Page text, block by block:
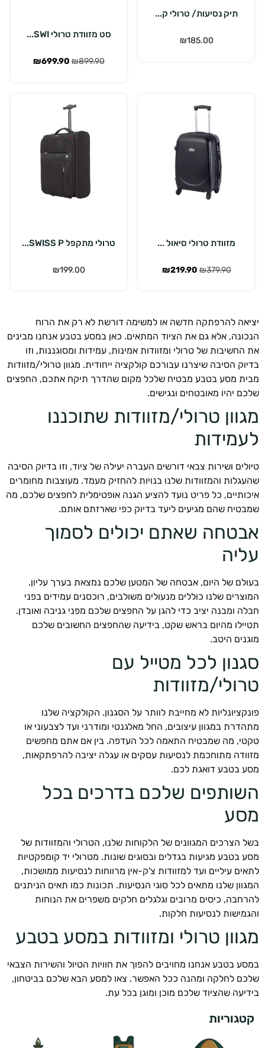
תיק נסיעות/ טרולי ק...
₪185.00
סט מזוודת טרולי SWI...
₪899.90
₪699.90
מזוודת טרולי סיאול ...
₪379.90
₪219.90
טרולי מתקפל SWISS P...
₪199.00
להרפתקה חדשה או למשימה דורשת לא רק את הרוח
אלא גם את הציוד המתאים. כאן במסע בטבע אנחנו מבינים
של טרולי ומזוודות אמינות, עמידות ומסוגננות, וזו
הסיבה שיצרנו עבורכם קולקציה ייחודית. מגוון טרולי/מזוודות
מסע בטבע מבטיח שלכל מקום שהדרך תיקח אתכם, החפצים
יהיו מאובטחים ונגישים.
טרולי/מזוודות שתוכננו
ושירות צבאי דורשים העברה יעילה של ציוד, וזו בדיוק הסיבה
והמזוודות שלנו בנויות להחזיק מעמד. מעוצבות מחומרים
כל פריט נועד להציע הגנה אופטימלית לחפצים שלכם, מה
שהם מגיעים ליעד בדיוק כפי שארזתם אותם.
שאתם יכולים לסמוך
של היום, אבטחה של המטען שלכם נמצאת בערך עליון.
שלנו כוללים מנעולים משולבים, רוכסנים עמידים בפני
ומבנה יציב כדי להגן על החפצים שלכם מפני גניבה ואובדן.
מהיום בראש שקט, בידיעה שהחפצים החשובים שלכם
היטב.
לכל מטייל עם
מזוודות
לא מחייבת לוותר על הסגנון. הקולקציה שלנו
במגוון עיצובים, החל מאלגנטי ומודרני ועד לצבעוני או
מה שמבטיח התאמה לכל העדפה. בין אם אתם מחפשים
מתוחכמת לנסיעות עסקים או עגלה יציבה להרפתקאות,
בטבע דואגת לכם.
שלכם בדרכים בכל
הצרכים המגוונים של הלקוחות שלנו, הטרולי והמזוודות של
בטבע מגיעות בגדלים ובסוגים שונות. מטרולי יד קומפקטיות
עיליים ועד למזוודות צ'ק-אין מרווחות לנסיעות ממושכות,
שלנו מתאים לכל סוגי הנסיעות. תכונות כמו תאים הניתנים
כיסים מרובים וגלגלים חלקים משפרים את הנוחות
לנסיעות חלקות.
טרולי ומזוודות במסע בטבע
בטבע אנחנו מחויבים להפוך את חוויות הטיול והשירות הצבאי
לחלקה ומהנה ככל האפשר. צאו למסע הבא שלכם בביטחון,
שהציוד שלכם מוכן ומוגן בכל עת.